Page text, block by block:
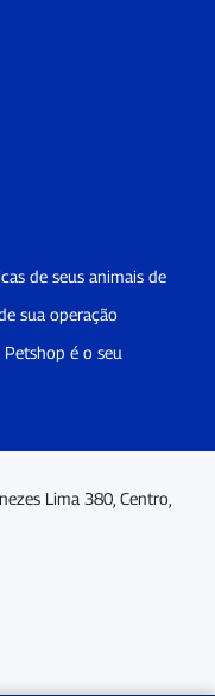
de seus animais de
sua operação
é o seu
Lima 380, Centro,